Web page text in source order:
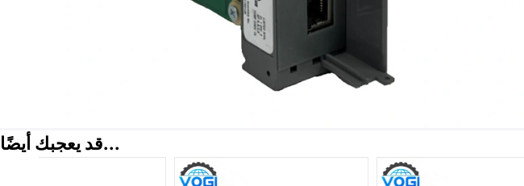
قد يعجبك أيضًا...